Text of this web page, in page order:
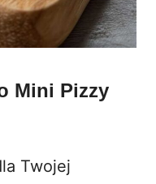
Mini Pizzy
Twojej